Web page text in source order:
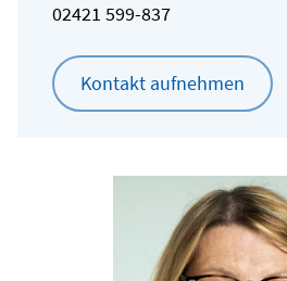
02421 599-837
Kontakt aufnehmen